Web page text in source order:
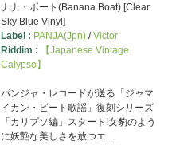
ナナ・ボート(Banana Boat) [Clear
Sky Blue Vinyl]
Label : PANJA(Jpn)/Victor
Riddim :
【Japanese Vintage
Calypso】
パンジャ・レコードが送る「ジャマ
イカン・ビート歌謡」復刻シリーズ
「カリプソ編」スタート!女豹のよう
に妖艶な美しさを放つエ ...